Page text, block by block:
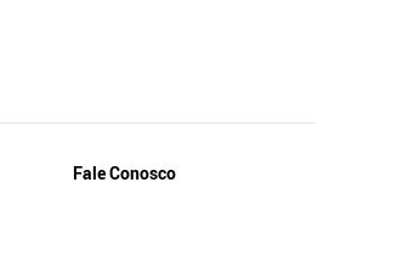
Fale Conosco